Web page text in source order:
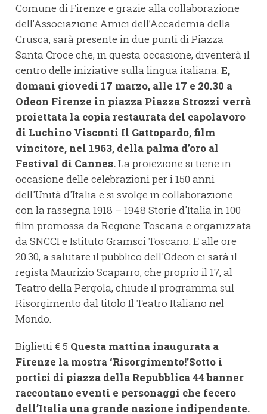
Comune di Firenze e grazie alla collaborazione
dell’Associazione Amici dell’Accademia della
Crusca, sarà presente in due punti di Piazza
Santa Croce che, in questa occasione, diventerà il
centro delle iniziative sulla lingua italiana. E,
domani giovedì 17 marzo, alle 17 e 20.30 a
Odeon Firenze in piazza Piazza Strozzi verrà
proiettata la copia restaurata del capolavoro
di Luchino Visconti Il Gattopardo, film
vincitore, nel 1963, della palma d’oro al
Festival di Cannes.La proiezione si tiene in
occasione delle celebrazioni per i 150 anni
dell'Unità d'Italia e si svolge in collaborazione
con la rassegna 1918 – 1948 Storie d'Italia in 100
film promossa da Regione Toscana e organizzata
da SNCCI e Istituto Gramsci Toscano. E alle ore
20.30, a salutare il pubblico dell'Odeon ci sarà il
regista Maurizio Scaparro, che proprio il 17, al
Teatro della Pergola, chiude il programma sul
Risorgimento dal titolo Il Teatro Italiano nel
Mondo.
Biglietti € 5 Questa mattina inaugurata a
Firenze la mostra ‘Risorgimento!’Sotto i
portici di piazza della Repubblica 44 banner
raccontano eventi e personaggi che fecero
dell’Italia una grande nazione indipendente.